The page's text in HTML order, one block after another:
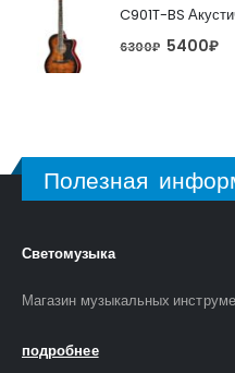
6300₽ 5400₽
Полезная
Светомузыка
Магазин музыкальных
подробнее